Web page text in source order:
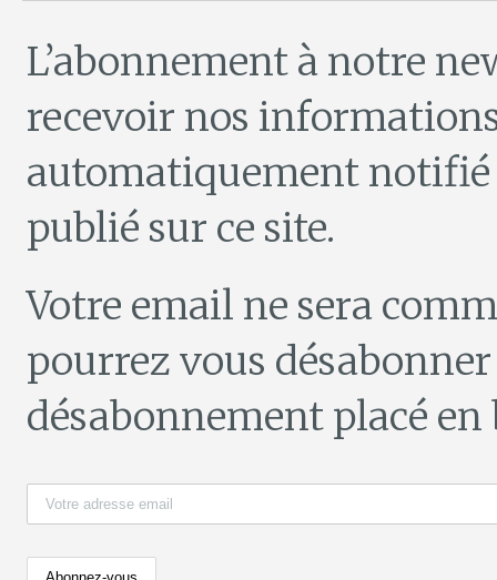
L’abonnement à notre
recevoir nos
automatiquement notifié
publié sur ce site.
Votre email ne sera
pourrez vous
désabonnement placé en